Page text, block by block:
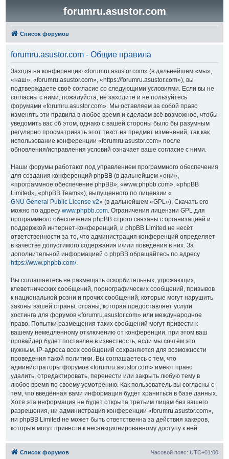
forumru.asustor.com
Список форумов
forumru.asustor.com - Общие правила
Заходя на конференцию «forumru.asustor.com» (в дальнейшем «мы»,
«наш», «forumru.asustor.com», «https://forumru.asustor.com»), вы
подтверждаете своё согласие со следующими условиями. Если вы не
согласны с ними, пожалуйста, не заходите и не пользуйтесь
форумами «forumru.asustor.com». Мы оставляем за собой право
изменять эти правила в любое время и сделаем всё возможное, чтобы
уведомить вас об этом, однако с вашей стороны было бы разумным
регулярно просматривать этот текст на предмет изменений, так как
использование конференции «forumru.asustor.com» после
обновления/исправления условий означает ваше согласие с ними.
Наши форумы работают под управлением программного обеспечения
для создания конференций phpBB (в дальнейшем «они»,
«программное обеспечение phpBB», «www.phpbb.com», «phpBB
Limited», «phpBB Teams»), выпущенного по лицензии «
GNU General Public License v2» (в дальнейшем «GPL»). Скачать его
можно по адресу www.phpbb.com. Ограничения лицензии GPL для
программного обеспечения phpBB строго связаны с организацией и
поддержкой интернет-конференций, и phpBB Limited не несёт
ответственности за то, что администрация конференций определяет
в качестве допустимого содержания и/или поведения в них. За
дополнительной информацией о phpBB обращайтесь по адресу
https://www.phpbb.com/.
Вы соглашаетесь не размещать оскорбительных, угрожающих,
клеветнических сообщений, порнографических сообщений, призывов
к национальной розни и прочих сообщений, которые могут нарушить
законы вашей страны, страны, которая предоставляет услуги
хостинга для форумов «forumru.asustor.com» или международное
право. Попытки размещения таких сообщений могут привести к
вашему немедленному отключению от конференции, при этом ваш
провайдер будет поставлен в известность, если мы сочтём это
нужным. IP-адреса всех сообщений сохраняются для возможности
проведения такой политики. Вы соглашаетесь с тем, что
администраторы форумов «forumru.asustor.com» имеют право
удалить, отредактировать, перенести или закрыть любую тему в
любое время по своему усмотрению. Как пользователь вы согласны с
тем, что введённая вами информация будет храниться в базе данных.
Хотя эта информация не будет открыта третьим лицам без вашего
разрешения, ни администрация конференции «forumru.asustor.com»,
ни phpBB Limited не может быть ответственна за действия хакеров,
которые могут привести к несанкционированному доступу к ней.
Список форумов Часовой пояс: UTC+01:00